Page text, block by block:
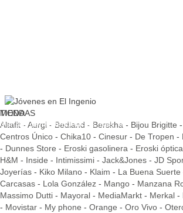
TIENDAS
disfruta de las tendencias más "IN"
MODA
Altafit - Aurgi - Bedland - Berskha - Bijou Brigitte -
Centros Único - Chika10 - Cinesur - De Tropen -
- Dunnes Store - Eroski gasolinera - Eroski óptica
H&M - Inside - Intimissimi - Jack&Jones - JD
Joyerías - Kiko Milano - Klaim - La Buena Suerte
Carcasas - Lola González - Mango - Manzana
Massimo Dutti - Mayoral - MediaMarkt - Merkal -
- Movistar - My phone - Orange - Oro Vivo -